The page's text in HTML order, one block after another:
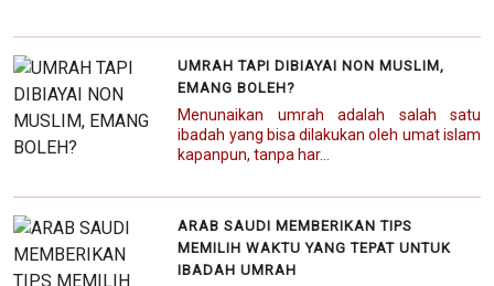
UMRAH TAPI DIBIAYAI NON MUSLIM,
EMANG BOLEH?
Menunaikan umrah adalah salah satu
ibadah yang bisa dilakukan oleh umat islam
kapanpun, tanpa har...
ARAB SAUDI MEMBERIKAN TIPS
MEMILIH WAKTU YANG TEPAT UNTUK
IBADAH UMRAH